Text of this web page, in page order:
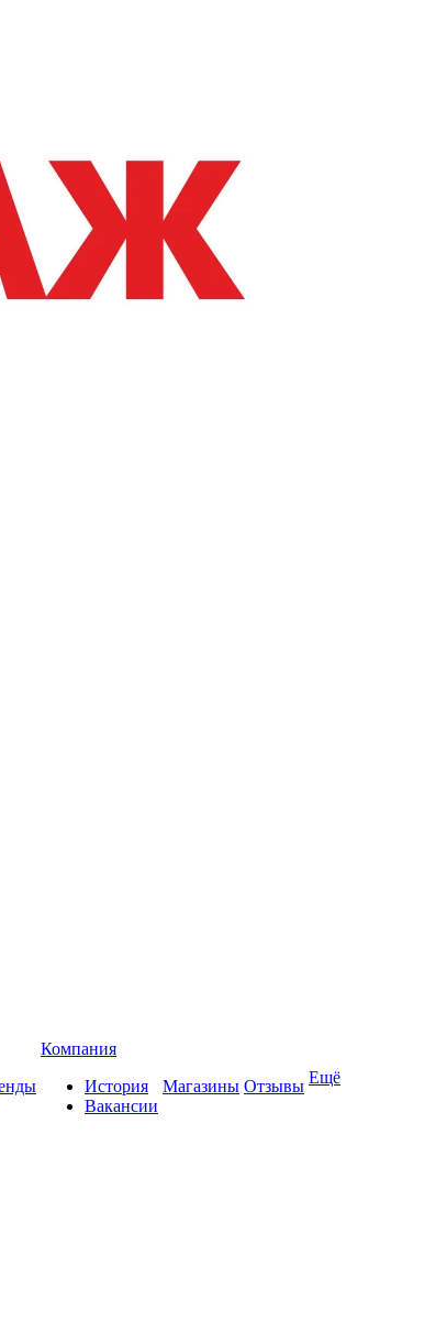
Компания
История
Вакансии
Магазины Отзывы Ещё